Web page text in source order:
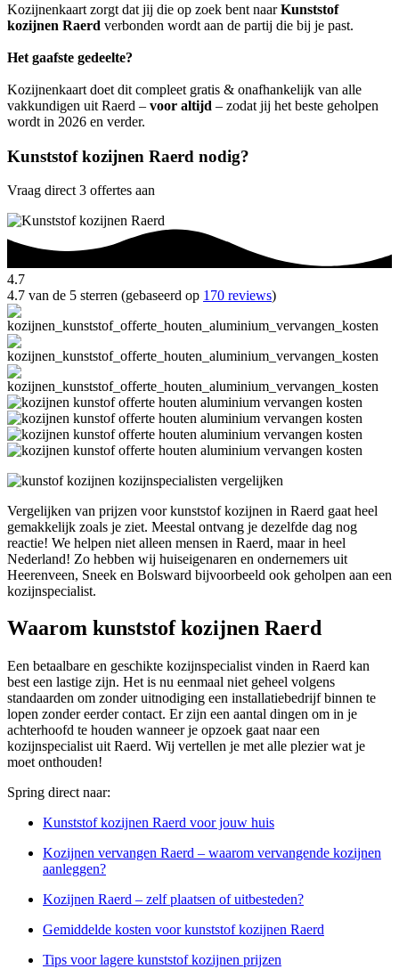
Kozijnenkaart zorgt dat jij die op zoek bent naarKunststof
kozijnen Raerd verbonden wordt aan de partij die bij je past.
Het gaafste gedeelte?
Kozijnenkaart doet dit compleet gratis & onafhankelijk van alle
vakkundigen uit Raerd – voor altijd – zodat jij het beste geholpen
wordt in 2026 en verder.
Kunststof kozijnen Raerd nodig?
Vraag direct 3 offertes aan
4.7
4.7 van de 5 sterren (gebaseerd op 170 reviews)
Vergelijken van prijzen voor kunststof kozijnen in Raerd gaat heel
gemakkelijk zoals je ziet. Meestal ontvang je dezelfde dag nog
reactie! We helpen niet alleen mensen in Raerd, maar in heel
Nederland! Zo hebben wij huiseigenaren en ondernemers uit
Heerenveen, Sneek en Bolsward bijvoorbeeld ook geholpen aan een
kozijnspecialist.
Waarom kunststof kozijnen Raerd
Een betaalbare en geschikte kozijnspecialist vinden in Raerd kan
best een lastige zijn. Het is nu eenmaal niet geheel volgens
standaarden om zonder uitnodiging een installatiebedrijf binnen te
lopen zonder eerder contact. Er zijn een aantal dingen om in je
achterhoofd te houden wanneer je opzoek gaat naar een
kozijnspecialist uit Raerd. Wij vertellen je met alle plezier wat je
moet onthouden!
Spring direct naar:
Kunststof kozijnen Raerd voor jouw huis
Kozijnen vervangen Raerd – waarom vervangende kozijnen
aanleggen?
Kozijnen Raerd – zelf plaatsen of uitbesteden?
Gemiddelde kosten voor kunststof kozijnen Raerd
Tips voor lagere kunststof kozijnen prijzen